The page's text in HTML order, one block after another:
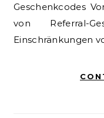
Geschenkcodes
von Referral-
Einschränkungen